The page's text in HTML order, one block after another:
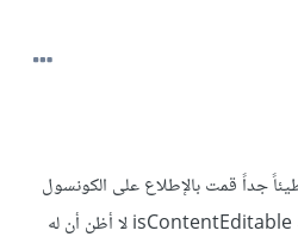
جداً قمت بالإطلاع على الكونسول
في خطأ واحد وهو متعلق بالدالة isContentEditable لا أظن أن له